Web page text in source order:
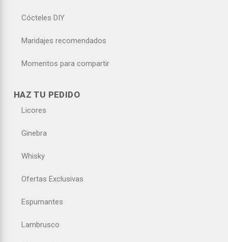
Cócteles DIY
Maridajes recomendados
Momentos para compartir
HAZ TU PEDIDO
Licores
Ginebra
Whisky
Ofertas Exclusivas
Espumantes
Lambrusco